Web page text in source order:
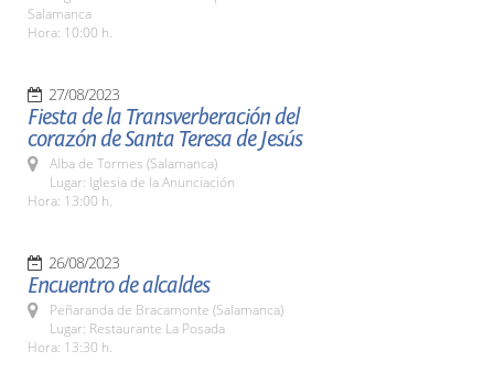
Salamanca
Hora: 10:00 h.
27/08/2023
Fiesta de la Transverberación del
corazón de Santa Teresa de Jesús
Alba de Tormes (Salamanca)
Lugar: Iglesia de la Anunciación
Hora: 13:00 h.
26/08/2023
Encuentro de alcaldes
Peñaranda de Bracamonte (Salamanca)
Lugar: Restaurante La Posada
Hora: 13:30 h.